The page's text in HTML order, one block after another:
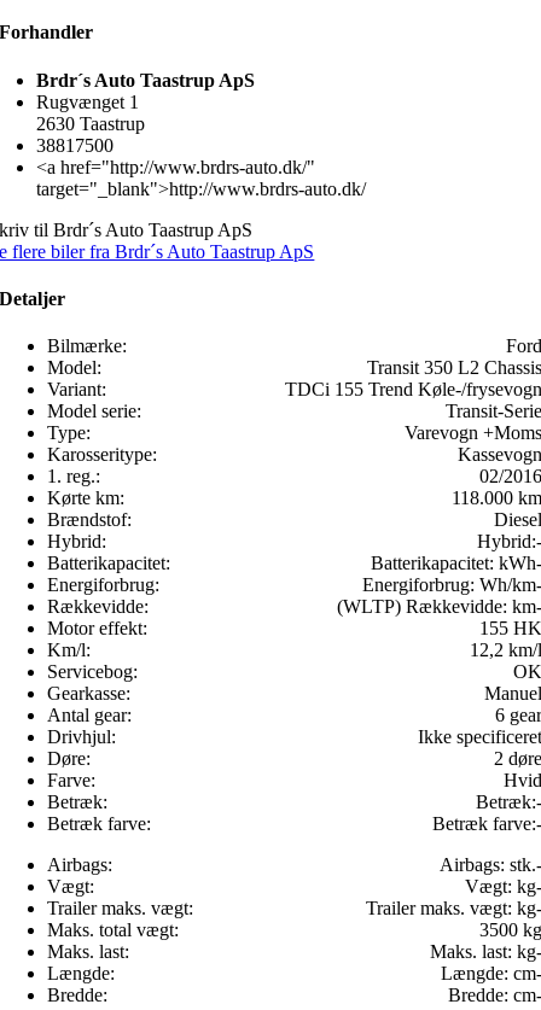
Forhandler
Brdr´s Auto Taastrup ApS
Rugvænget 1
2630 Taastrup
38817500
<a href="http://www.brdrs-auto.dk/"
target="_blank">http://www.brdrs-auto.dk/
til Brdr´s Auto Taastrup ApS
flere biler fra Brdr´s Auto Taastrup ApS
Detaljer
Bilmærke:
Ford
Model:
Transit 350 L2 Chassis
Variant:
TDCi 155 Trend Køle-/frysevogn
Model serie:
Transit-Serie
Type:
Varevogn +Moms
Karosseritype:
Kassevogn
1. reg.:
02/2016
Kørte km:
118.000 km
Brændstof:
Diesel
Hybrid:
Hybrid:-
Batterikapacitet:
Batterikapacitet: -
kWh
Energiforbrug:
Energiforbrug: -
Wh/km
Rækkevidde:
(WLTP) Rækkevidde: -
km
Motor effekt:
155 HK
Km/l:
12,2 km/l
Servicebog:
OK
Gearkasse:
Manuel
Antal gear:
6 gear
Drivhjul:
Ikke specificeret
Døre:
2 døre
Farve:
Hvid
Betræk:
Betræk:-
Betræk farve:
Betræk farve:-
Airbags:
Airbags: -
stk.
Vægt:
Vægt: -
kg
Trailer maks. vægt:
Trailer maks. vægt: -
kg
Maks. total vægt:
3500 kg
Maks. last:
Maks. last: -
kg
Længde:
Længde: -
cm
Bredde:
Bredde: -
cm